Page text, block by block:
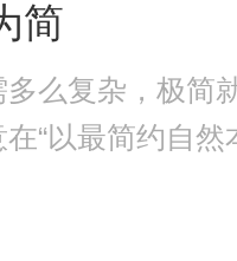
简
么复杂，极简
“以最简约自